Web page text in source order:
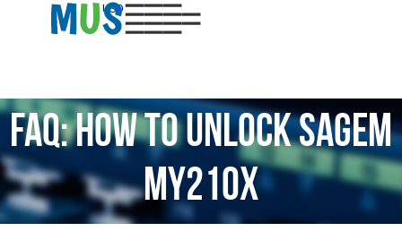
USD
FAQ: How to Unlock Sagem
my210x